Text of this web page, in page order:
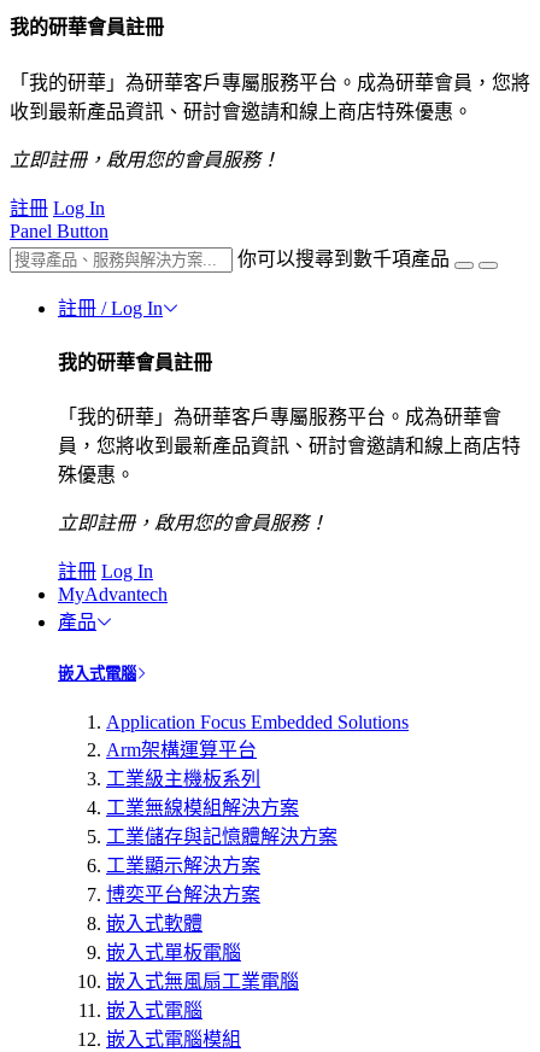
我的研華會員註冊
「我的研華」為研華客戶專屬服務平台。成為研華會員，您將
收到最新產品資訊、研討會邀請和線上商店特殊優惠。
立即註冊，啟用您的會員服務！
註冊 Log In
Panel Button
你可以搜尋到數千項產品
註冊 / Log In
我的研華會員註冊
「我的研華」為研華客戶專屬服務平台。成為研華會
員，您將收到最新產品資訊、研討會邀請和線上商店特
殊優惠。
立即註冊，啟用您的會員服務！
註冊 Log In
MyAdvantech
產品
嵌入式電腦
Application Focus Embedded Solutions
Arm架構運算平台
工業級主機板系列
工業無線模組解決方案
工業儲存與記憶體解決方案
工業顯示解決方案
博奕平台解決方案
嵌入式軟體
嵌入式單板電腦
嵌入式無風扇工業電腦
嵌入式電腦
嵌入式電腦模組